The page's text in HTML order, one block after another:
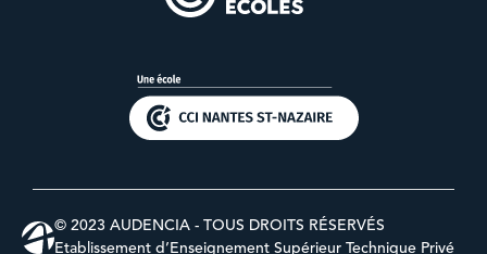
© 2023 AUDENCIA - TOUS DROITS RÉSERVÉS
Etablissement d’Enseignement Supérieur Technique Privé